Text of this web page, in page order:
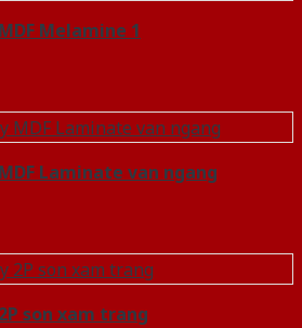
Melamine 1
Laminate van ngang
son xam trang